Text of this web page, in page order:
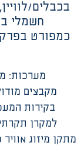
בכבלים/
חשמלי
כמפורט בפרק
מקבצים
בקירות
למקרן
מתקן מיזוג